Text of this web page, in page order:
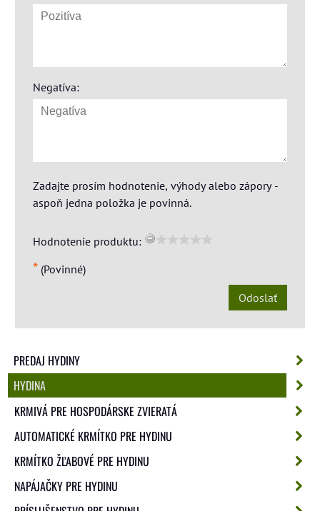
Negatíva:
Zadajte prosím hodnotenie, výhody alebo zápory -
aspoň jedna položka je povinná.
Hodnotenie produktu:
* (Povinné)
Odoslať
PREDAJ HYDINY
HYDINA
KRMIVÁ PRE HOSPODÁRSKE ZVIERATÁ
AUTOMATICKÉ KRMÍTKO PRE HYDINU
KRMÍTKO ŽĽABOVÉ PRE HYDINU
NAPÁJAČKY PRE HYDINU